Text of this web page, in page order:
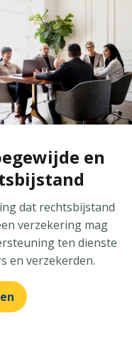
en
dat rechtsbijstand
verzekering mag
ten dienste
en verzekerden.